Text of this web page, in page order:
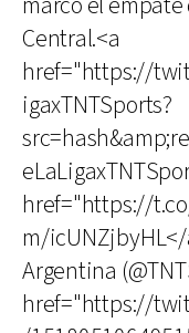
Central.<a
href="https://
igaxTNTSports?
href="https://
m/
Argentina
href="https://